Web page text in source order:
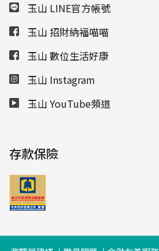
玉山 LINE官方帳號
玉山 招財納福喵喵
玉山 數位生活好康
玉山 Instagram
玉山 YouTube頻道
存款保險